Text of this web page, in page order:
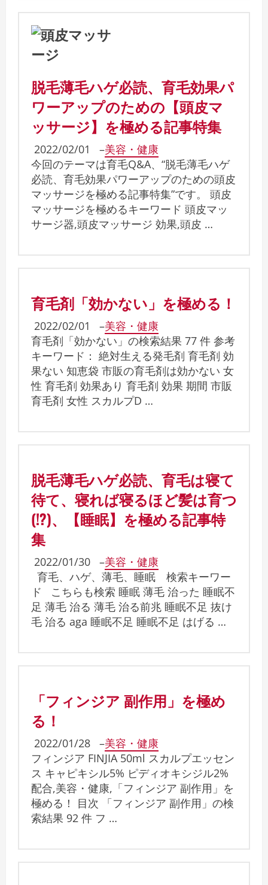
脱毛薄毛ハゲ必読、育毛効果パ
ワーアップのための【頭皮マ
ッサージ】を極める記事特集
2022/02/01 –美容・健康
今回のテーマは育毛Q&A、“脱毛薄毛ハゲ
必読、育毛効果パワーアップのための頭皮
マッサージを極める記事特集”です。 頭皮
マッサージを極めるキーワード 頭皮マッ
サージ器,頭皮マッサージ 効果,頭皮 …
育毛剤「効かない」を極める！
2022/02/01 –美容・健康
育毛剤「効かない」の検索結果 77 件 参考
キーワード： 絶対生える発毛剤 育毛剤 効
果ない 知恵袋 市販の育毛剤は効かない 女
性 育毛剤 効果あり 育毛剤 効果 期間 市販
育毛剤 女性 スカルプD …
脱毛薄毛ハゲ必読、育毛は寝て
待て、寝れば寝るほど髪は育つ
(!?)、【睡眠】を極める記事特
集
2022/01/30 –美容・健康
育毛、ハゲ、薄毛、睡眠 検索キーワー
ド こちらも検索 睡眠 薄毛 治った 睡眠不
足 薄毛 治る 薄毛 治る前兆 睡眠不足 抜け
毛 治る aga 睡眠不足 睡眠不足 はげる …
「フィンジア 副作用」を極め
る！
2022/01/28 –美容・健康
フィンジア FINJIA 50ml スカルプエッセン
ス キャピキシル5% ピディオキシジル2%
配合,美容・健康,「フィンジア 副作用」を
極める！ 目次 「フィンジア 副作用」の検
索結果 92 件 フ …